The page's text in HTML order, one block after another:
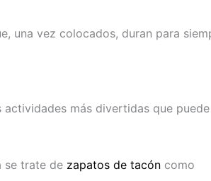
una vez colocados, duran para
más divertidas que
se trate de zapatos de tacón como